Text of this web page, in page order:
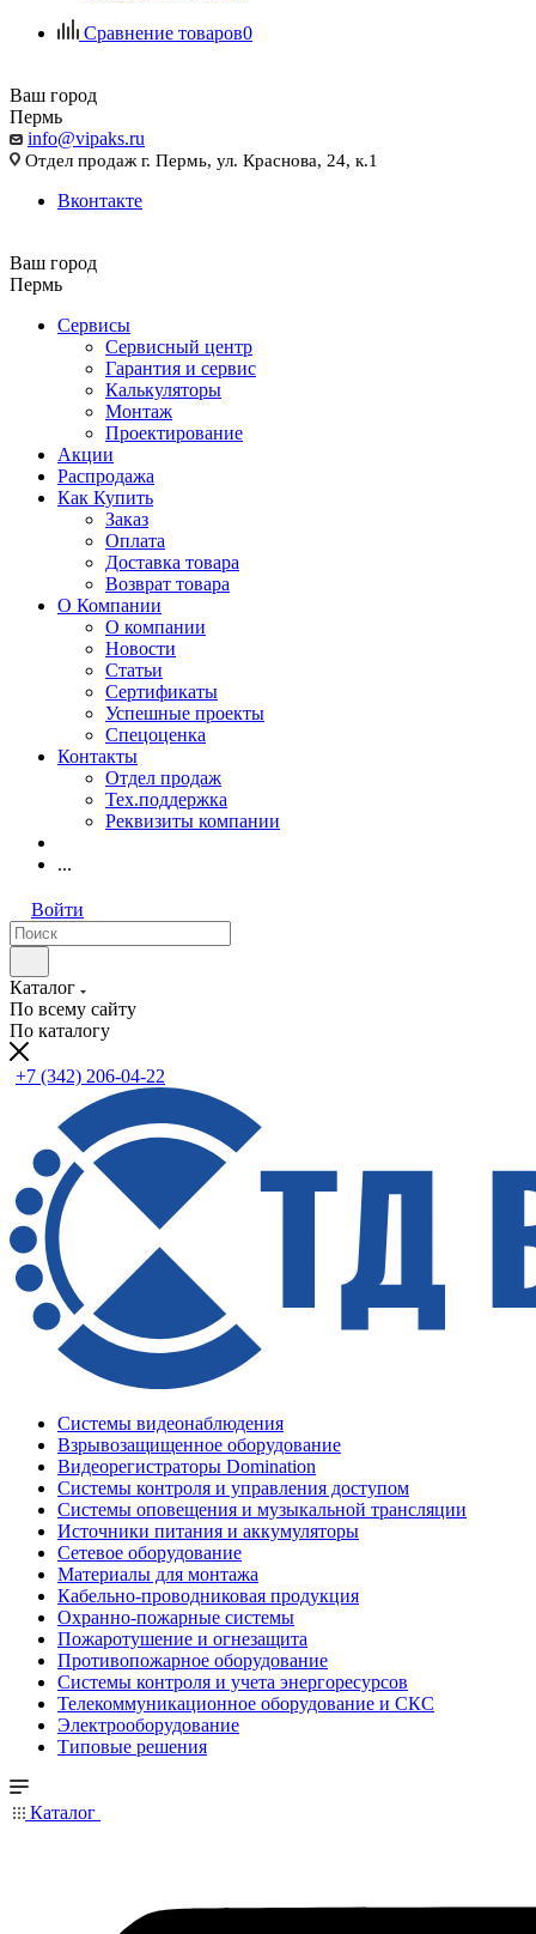
Сравнение товаров0
Ваш город
Пермь
info@vipaks.ru
Отдел продаж г. Пермь, ул. Краснова, 24, к.1
Вконтакте
Ваш город
Пермь
Сервисы
Сервисный центр
Гарантия и сервис
Калькуляторы
Монтаж
Проектирование
Акции
Распродажа
Как Купить
Заказ
Оплата
Доставка товара
Возврат товара
О Компании
О компании
Новости
Статьи
Сертификаты
Успешные проекты
Спецоценка
Контакты
Отдел продаж
Тех.поддержка
Реквизиты компании
...
Войти
Каталог
По всему сайту
По каталогу
+7 (342) 206-04-22
Системы видеонаблюдения
Взрывозащищенное оборудование
Видеорегистраторы Domination
Системы контроля и управления доступом
Системы оповещения и музыкальной трансляции
Источники питания и аккумуляторы
Сетевое оборудование
Материалы для монтажа
Кабельно-проводниковая продукция
Охранно-пожарные системы
Пожаротушение и огнезащита
Противопожарное оборудование
Системы контроля и учета энергоресурсов
Телекоммуникационное оборудование и СКС
Электрооборудование
Типовые решения
Каталог